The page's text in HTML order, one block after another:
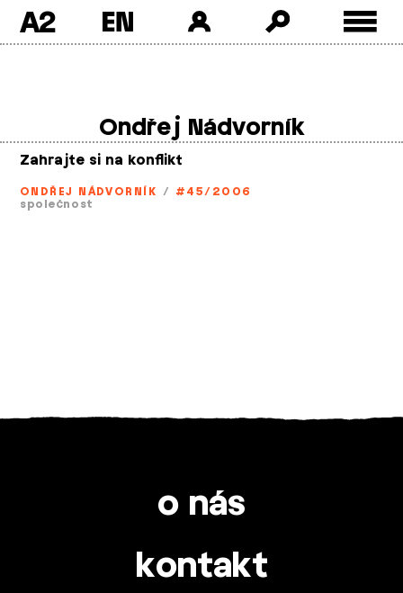
A2
Ondřej Nádvorník
Zahrajte si na konflikt
ONDŘEJ NÁDVORNÍK / #45/2006
společnost
o nás
kontakt